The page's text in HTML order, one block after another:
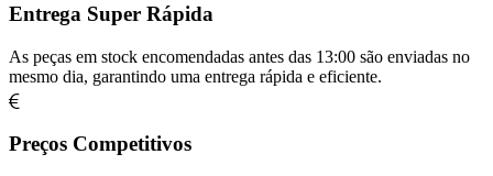
Entrega Super Rápida
As peças em stock encomendadas antes das 13:00 são enviadas no
mesmo dia, garantindo uma entrega rápida e eficiente.
Preços Competitivos